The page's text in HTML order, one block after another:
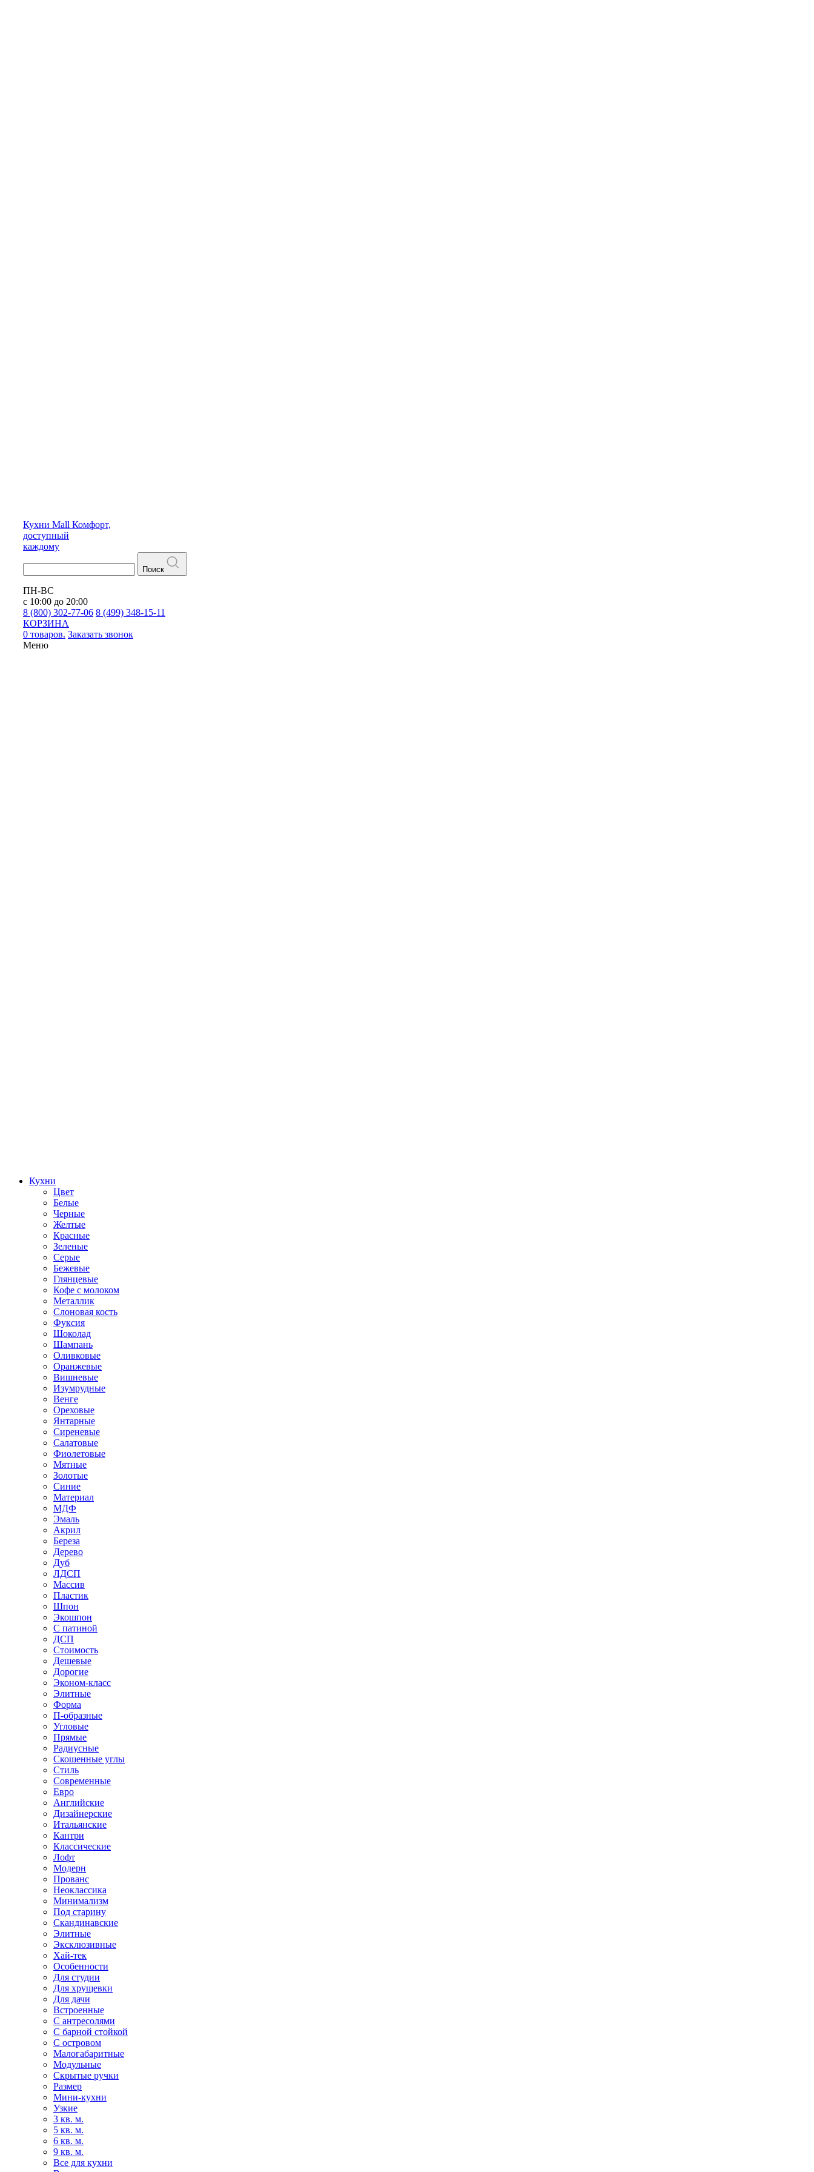
Кухни Mall Комфорт,
доступный
каждому
Поиск
ПН-ВС
с 10:00 до 20:00
8 (800) 302-77-06 8 (499) 348-15-11
КОРЗИНА
0 товаров. Заказать звонок
Меню
Кухни
Цвет
Белые
Черные
Желтые
Красные
Зеленые
Серые
Бежевые
Глянцевые
Кофе с молоком
Металлик
Слоновая кость
Фуксия
Шоколад
Шампань
Оливковые
Оранжевые
Вишневые
Изумрудные
Венге
Ореховые
Янтарные
Сиреневые
Салатовые
Фиолетовые
Мятные
Золотые
Синие
Материал
МДФ
Эмаль
Акрил
Береза
Дерево
Дуб
ЛДСП
Массив
Пластик
Шпон
Экошпон
С патиной
ДСП
Стоимость
Дешевые
Дорогие
Эконом-класс
Элитные
Форма
П-образные
Угловые
Прямые
Радиусные
Скошенные углы
Стиль
Современные
Евро
Английские
Дизайнерские
Итальянские
Кантри
Классические
Лофт
Модерн
Прованс
Неоклассика
Минимализм
Под старину
Скандинавские
Элитные
Эксклюзивные
Хай-тек
Особенности
Для студии
Для хрущевки
Для дачи
Встроенные
С антресолями
С барной стойкой
С островом
Малогабаритные
Модульные
Скрытые ручки
Размер
Мини-кухни
Узкие
3 кв. м.
5 кв. м.
6 кв. м.
9 кв. м.
Все для кухни